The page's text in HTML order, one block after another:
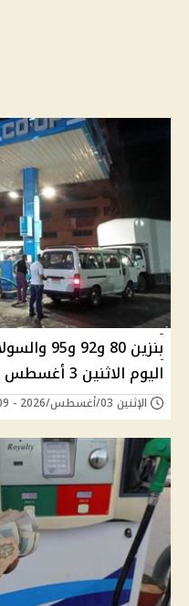
بنزين 80
اليوم الاثنين 3 أغسطس 2026 في مصر
الإثنين 03/أغسطس/2026 - 12:09 ص